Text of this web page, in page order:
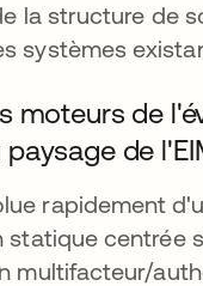
la structure de
systèmes
moteurs de
de
rapidement
centrée
multifacteur/